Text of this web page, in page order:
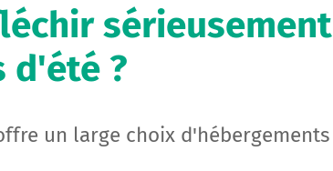
sérieusement
d'été ?
un large choix d'hébergements